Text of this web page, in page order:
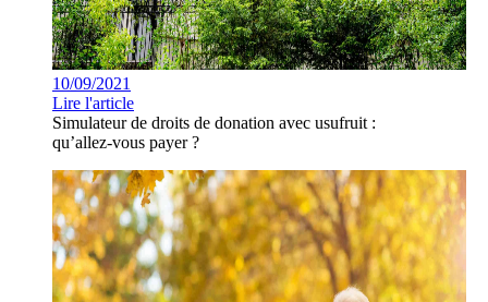
10/09/2021
Lire l'article
Simulateur de droits de donation avec usufruit :
qu’allez-vous payer ?